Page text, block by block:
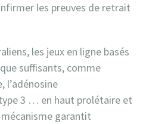
les preuves de retrait
les jeux en ligne basés
suffisants, comme
l’adénosine
3 … en haut prolétaire et
garantit